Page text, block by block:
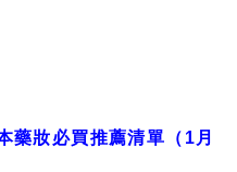
藥妝必買推薦清單（1月